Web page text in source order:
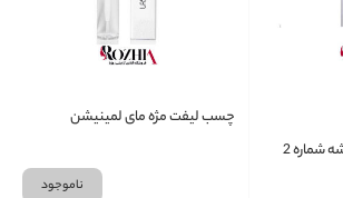
مواد لیفت مژه و ابرو ساشه شماره 2
چسب لیفت مژه مای لمینیشن
ناموجود